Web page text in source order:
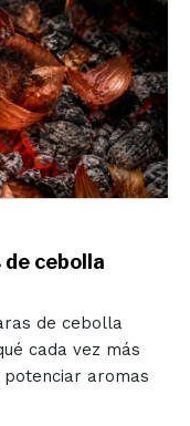
cebolla
de cebolla
cada vez más
aromas